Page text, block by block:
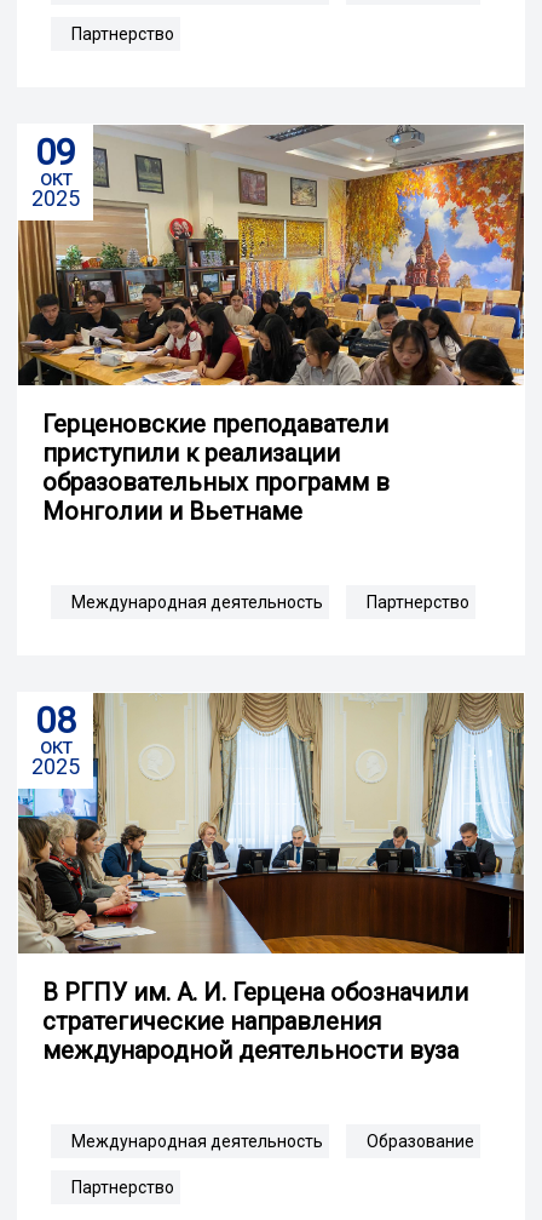
Партнерство
09
окт
2025
Герценовские преподаватели
приступили к реализации
образовательных программ в
Монголии и Вьетнаме
Международная деятельность Партнерство
08
окт
2025
В РГПУ им. А. И. Герцена обозначили
стратегические направления
международной деятельности вуза
Международная деятельность Образование
Партнерство